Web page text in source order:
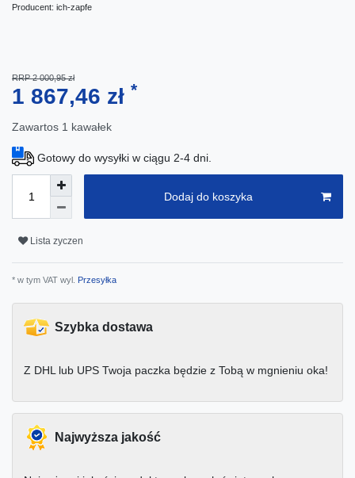
Producent: ich-zapfe
RRP 2 000,95 zł
1 867,46 zł *
Zawartos 1 kawałek
Gotowy do wysyłki w ciągu 2-4 dni.
Dodaj do koszyka
Lista zyczen
* w tym VAT wyl. Przesyłka
Szybka dostawa
Z DHL lub UPS Twoja paczka będzie z Tobą w mgnieniu oka!
Najwyższa jakość